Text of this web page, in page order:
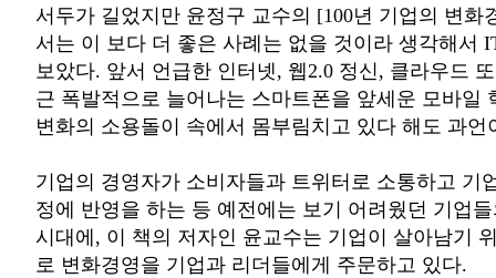
서두가 길었지만 윤정구 교수의 [100년 기업의 변화
서는 이 보다 더 좋은 사례는 없을 것이라 생각해서
보았다. 앞서 언급한 인터넷, 웹2.0 정신, 클라우드
근 폭발적으로 늘어나는 스마트폰을 앞세운 모바일
변화의 소용돌이 속에서 몸부림치고 있다 해도 과언
기업의 경영자가 소비자들과 트위터로 소통하고 기
정에 반영을 하는 등 예전에는 보기 어려웠던 기업
시대에, 이 책의 저자인 윤교수는 기업이 살아남기
로 변화경영을 기업과 리더들에게 주문하고 있다.